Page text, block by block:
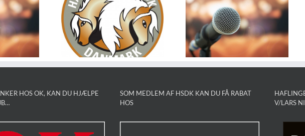
ud
Ulla
Referat af
generalforsamling
2024
Info pr 13. juni
2023
HOS OK, KAN DU HJÆLPE
SOM MEDLEM AF HSDK KAN DU FÅ RABAT
HOS
V/LARS